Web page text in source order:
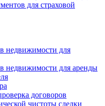
для страховой
недвижимости для
недвижимости для аренды
договоров
чистоты сделки